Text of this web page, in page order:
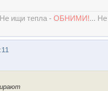
ищи тепла - ОБНИМИ!...